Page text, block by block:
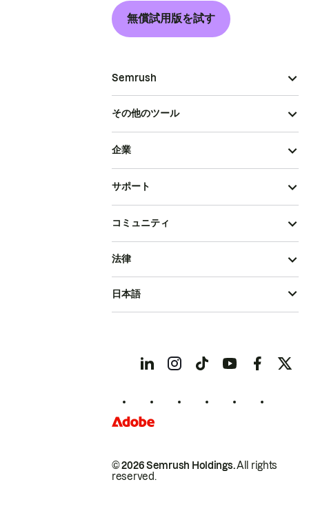
無償試用版を試す
Semrush
その他のツール
企業
サポート
コミュニティ
© 2026 Semrush Holdings.All rights
reserved.
法律
日本語